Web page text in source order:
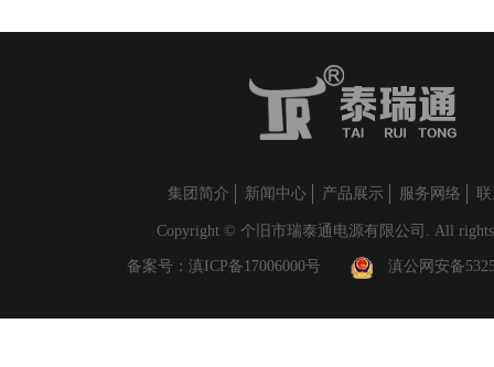
集团简介 新闻中心 产品展示 服务网络
Copyright © 个旧市瑞泰通电源有限公司. All rights
备案号： 滇ICP备17006000号 滇公网安备